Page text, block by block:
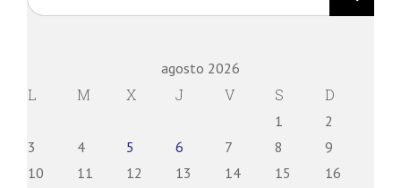
agosto 2026
L M X J V S D
1
2
3
4 5 6 7 8
9
10
11 12 13 14 15
16